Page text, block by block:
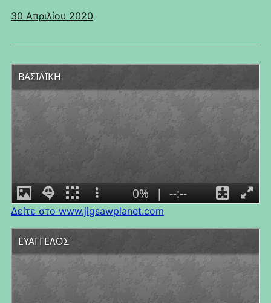
30 Απριλίου 2020
Δείτε στο www.jigsawplanet.com